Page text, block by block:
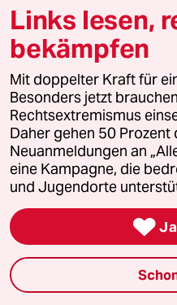
taz Archiv
Mehr taz Angebote
Reisen
Kantine
Shop
Anzeigen
Links lesen,
bekämpfen
Mit doppelter Kraft für
Besonders jetzt
Rechtsextremismus
Daher gehen 50 Prozent
Neuanmeldungen an
eine Kampagne, die
und Jugendorte
